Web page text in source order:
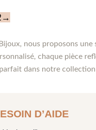
→
nous proposons
chaque pièce
dans notre
D’AIDE